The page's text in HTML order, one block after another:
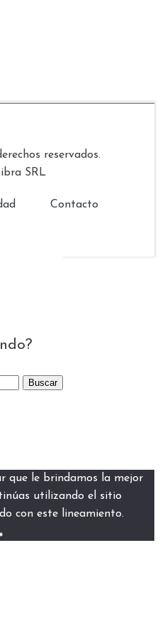
reservados.
SRL
Contacto
que le brindamos la mejor
utilizando el sitio
con este lineamiento.